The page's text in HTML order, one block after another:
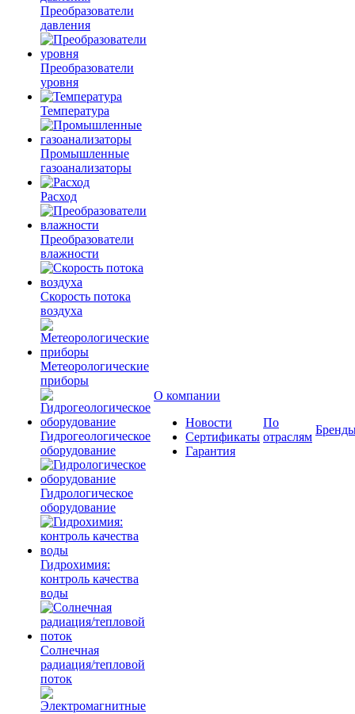
Преобразователи
давления
Преобразователи
уровня
Температура
Промышленные
газоанализаторы
Расход
Преобразователи
влажности
Скорость потока
воздуха
Метеорологические
приборы
Гидрогеологическое
оборудование
Гидрологическое
оборудование
Гидрохимия:
контроль качества
воды
Солнечная
радиация/тепловой
поток
О компании
Новости
Сертификаты
Гарантия
По
отраслям